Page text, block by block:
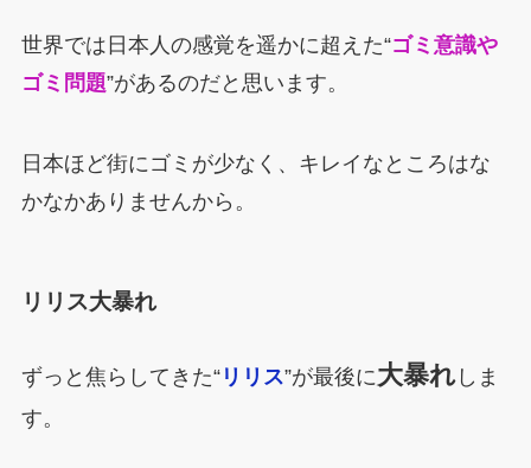
世界では日本人の感覚を遥かに超えた“ゴミ意識や
ゴミ問題”があるのだと思います。
日本ほど街にゴミが少なく、キレイなところはな
かなかありませんから。
リリス大暴れ
ずっと焦らしてきた“リリス”が最後に大暴れしま
す。